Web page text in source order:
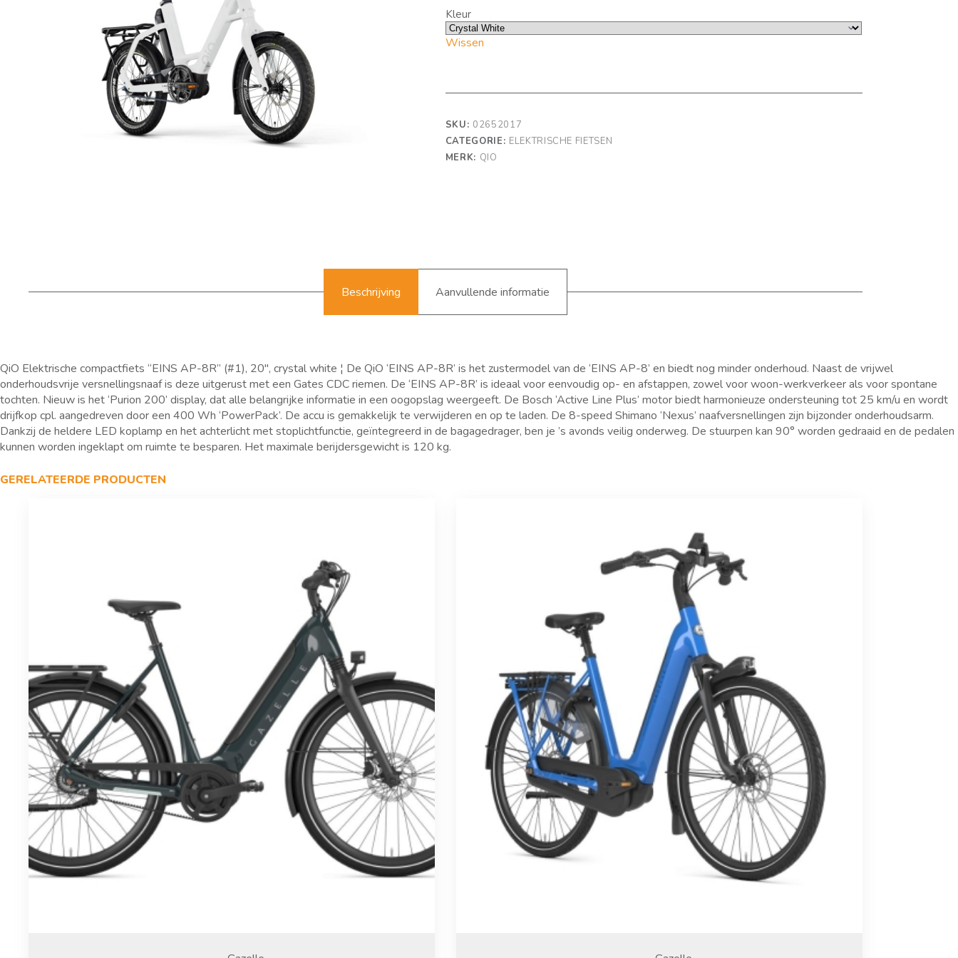
Kleur
Wissen
SKU: 02652017
CATEGORIE: ELEKTRISCHE FIETSEN
MERK: QIO
Beschrijving Aanvullende informatie
QiO Elektrische compactfiets “EINS AP-8R” (#1), 20″, crystal white ¦ De QiO ‘EINS AP-8R’ is het zustermodel van de ‘EINS AP-8’ en biedt nog minder onderhoud. Naast de vrijwel
onderhoudsvrije versnellingsnaaf is deze uitgerust met een Gates CDC riemen. De ‘EINS AP-8R’ is ideaal voor eenvoudig op- en afstappen, zowel voor woon-werkverkeer als voor spontane
tochten. Nieuw is het ‘Purion 200’ display, dat alle belangrijke informatie in een oogopslag weergeeft. De Bosch ‘Active Line Plus’ motor biedt harmonieuze ondersteuning tot 25 km/u en wordt
drijfkop cpl. aangedreven door een 400 Wh ‘PowerPack’. De accu is gemakkelijk te verwijderen en op te laden. De 8-speed Shimano ‘Nexus’ naafversnellingen zijn bijzonder onderhoudsarm.
Dankzij de heldere LED koplamp en het achterlicht met stoplichtfunctie, geïntegreerd in de bagagedrager, ben je ’s avonds veilig onderweg. De stuurpen kan 90° worden gedraaid en de pedalen
kunnen worden ingeklapt om ruimte te besparen. Het maximale berijdersgewicht is 120 kg.
GERELATEERDE PRODUCTEN